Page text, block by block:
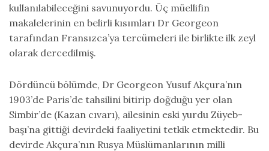
kullanılabileceğini savunuyordu. Üç müellifin
makalelerinin en belirli kısımları Dr Georgeon
tarafından Fransızca’ya tercümeleri ile birlikte ilk zeyl
olarak dercedilmiş.
Dördüncü bölümde, Dr Georgeon Yusuf Akçura’nın
1903’de Paris’de tahsilini bitirip doğduğu yer olan
Simbir’de (Kazan cıvarı), ailesinin eski yurdu Züyeb-
başı’na gittiği devirdeki faaliyetini tetkik etmektedir. Bu
devirde Akçura’nın Rusya Müslümanlarının milli